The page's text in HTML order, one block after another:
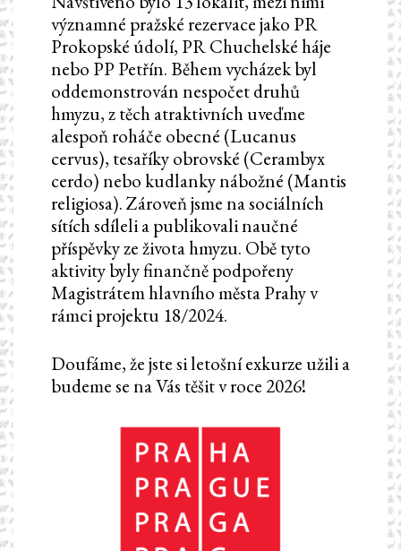
významné pražské rezervace jako PR
Prokopské údolí, PR Chuchelské háje
nebo PP Petřín. Během vycházek byl
oddemonstrován nespočet druhů
hmyzu, z těch atraktivních uveďme
alespoň roháče obecné (Lucanus
cervus), tesaříky obrovské (Cerambyx
cerdo) nebo kudlanky nábožné (Mantis
religiosa). Zároveň jsme na sociálních
sítích sdíleli a publikovali naučné
příspěvky ze života hmyzu. Obě tyto
aktivity byly finančně podpořeny
Magistrátem hlavního města Prahy v
rámci projektu 18/2024.
Doufáme, že jste si letošní exkurze užili a
budeme se na Vás těšit v roce 2026!